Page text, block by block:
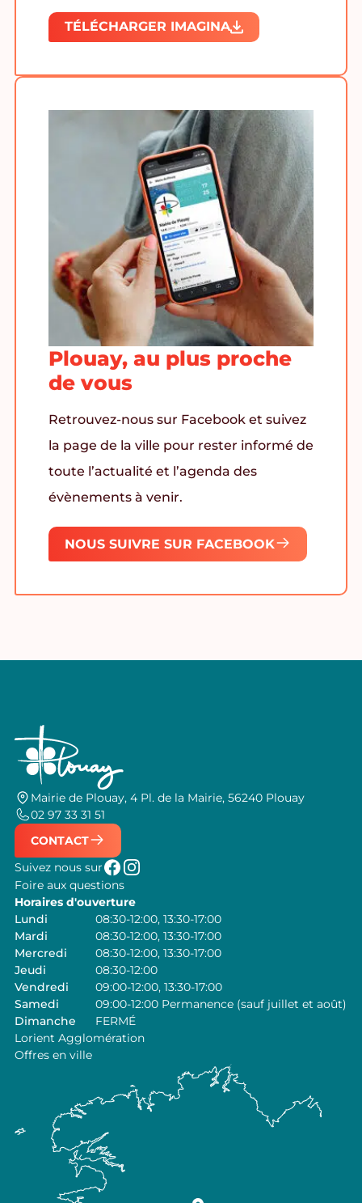
TÉLÉCHARGER IMAGINA
Plouay, au plus proche
de vous
Retrouvez-nous sur Facebook et suivez
la page de la ville pour rester informé de
toute l’actualité et l’agenda des
évènements à venir.
NOUS SUIVRE SUR FACEBOOK
Mairie de Plouay, 4 Pl. de la Mairie, 56240 Plouay
02 97 33 31 51
CONTACT
Suivez nous sur
Foire aux questions
Horaires d'ouverture
Lundi
08:30-12:00, 13:30-17:00
Mardi
08:30-12:00, 13:30-17:00
Mercredi
08:30-12:00, 13:30-17:00
Jeudi
08:30-12:00
Vendredi
09:00-12:00, 13:30-17:00
Samedi
09:00-12:00 Permanence (sauf juillet et août)
Dimanche
FERMÉ
Lorient Agglomération
Offres en ville